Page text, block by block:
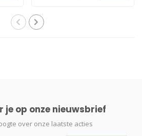
je op onze nieuwsbrief
over onze laatste acties